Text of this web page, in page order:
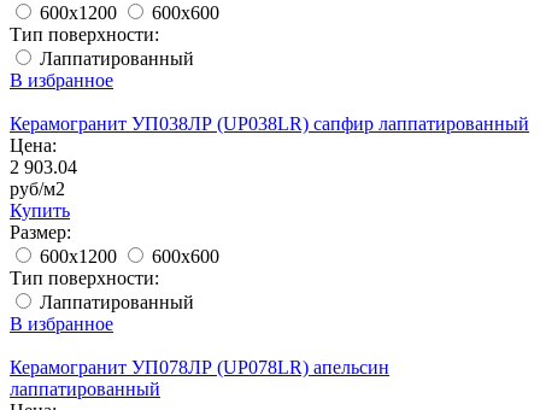
600x1200
600x600
Тип поверхности:
Лаппатированный
В избранное
Керамогранит УП038ЛР (UP038LR) сапфир лаппатированный
Цена:
2 903.04
руб/м2
Купить
Размер:
600x1200
600x600
Тип поверхности:
Лаппатированный
В избранное
Керамогранит УП078ЛР (UP078LR) апельсин
лаппатированный